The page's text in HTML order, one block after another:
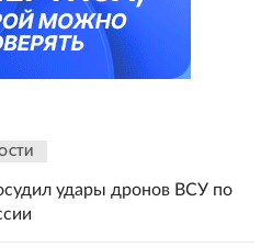
удары дронов ВСУ по